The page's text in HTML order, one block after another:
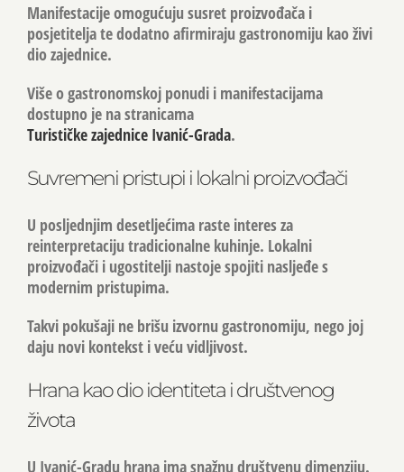
Manifestacije omogućuju susret proizvođača i
posjetitelja te dodatno afirmiraju gastronomiju kaoživi
dio zajednice.
Više o gastronomskoj ponudi i manifestacijama
dostupno je na stranicama
Turističke zajednice Ivanić-Grada.
Suvremeni pristupi i lokalni proizvođači
U posljednjim desetljećima raste interes za
reinterpretaciju tradicionalne kuhinje. Lokalni
proizvođači i ugostitelji nastoje spojiti nasljeđe s
modernim pristupima.
Takvi pokušaji ne brišu izvornu gastronomiju, nego joj
daju novi kontekst i veću vidljivost.
Hrana kao dio identiteta i društvenog
života
U Ivanić-Gradu hrana ima snažnu društvenu dimenziju.